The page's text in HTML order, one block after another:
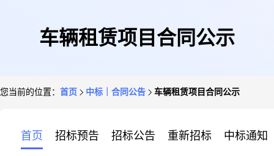
车辆租赁项目合同公示
您当前的位置： 首页 中标｜合同公告 车辆租赁项目合同公示
首页 招标预告 招标公告 重新招标 中标通知